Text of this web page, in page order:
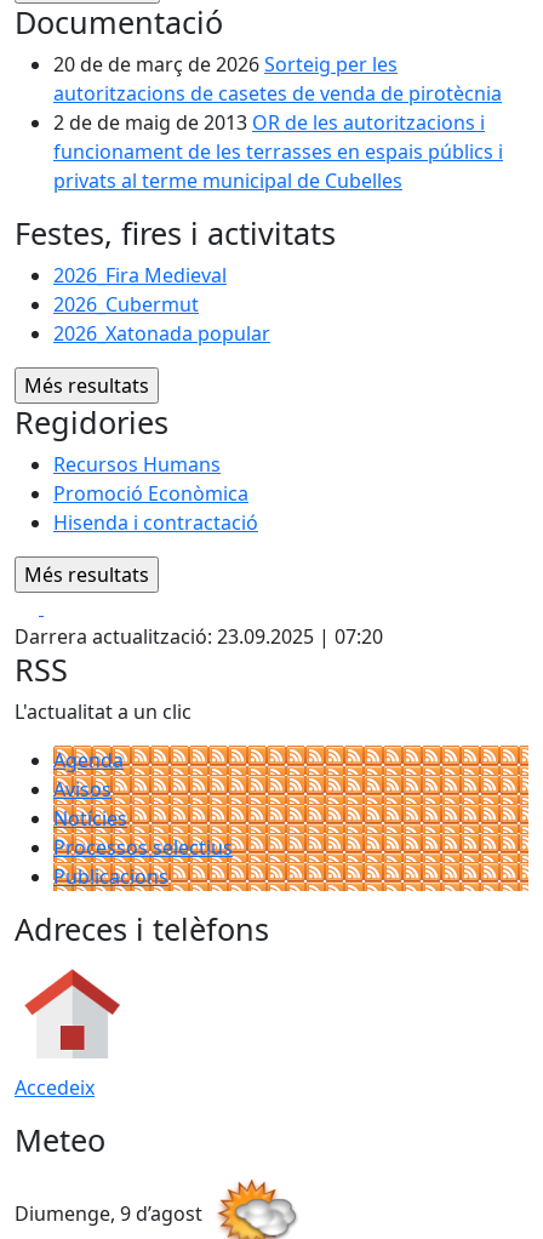
Documentació
20 de de març de 2026Sorteig per les
autoritzacions de casetes de venda de pirotècnia
2 de de maig de 2013 OR de les autoritzacions i
funcionament de les terrasses en espais públics i
privats al terme municipal de Cubelles
Festes, fires i activitats
2026_Fira Medieval
2026_Cubermut
2026_Xatonada popular
Regidories
Recursos Humans
Promoció Econòmica
Hisenda i contractació
Darrera actualització: 23.09.2025 | 07:20
RSS
L'actualitat a un clic
Agenda
Avisos
Notícies
Processos selectius
Publicacions
Adreces i telèfons
Accedeix
Meteo
Diumenge, 9 d’agost